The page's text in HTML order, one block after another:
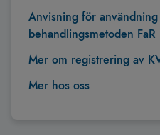
Anvisning för
behandlingsmetoden FaR
Mer om registrering av
Mer hos oss